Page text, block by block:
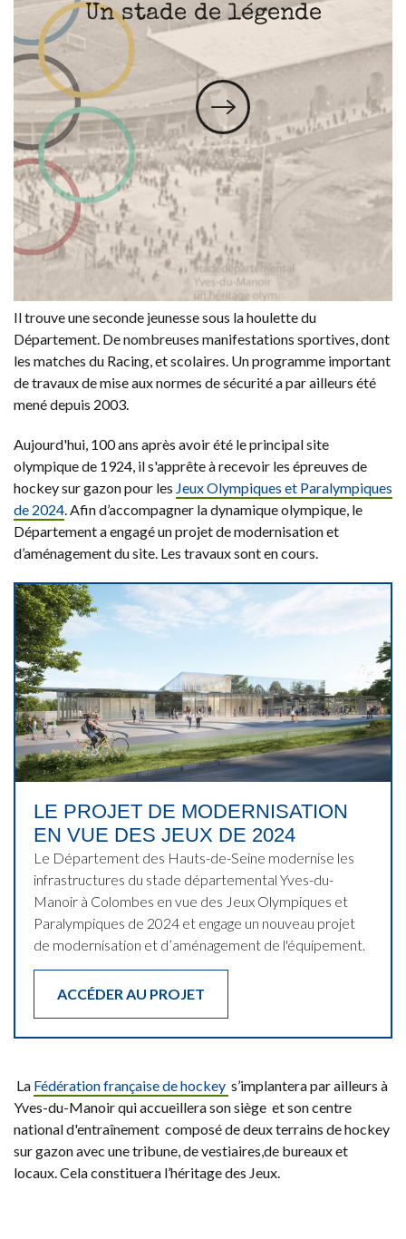
Il trouve une seconde jeunesse sous la houlette du
Département. De nombreuses manifestations sportives, dont
les matches du Racing, et scolaires. Un programme important
de travaux de mise aux normes de sécurité a par ailleurs été
mené depuis 2003.
Aujourd'hui, 100 ans après avoir été le principal site
olympique de 1924, il s'apprête à recevoir les épreuves de
hockey sur gazon pour les Jeux Olympiques et Paralympiques
de 2024. Afin d’accompagner la dynamique olympique, le
Département a engagé un projet de modernisation et
d’aménagement du site. Les travaux sont en cours.
LE PROJET DE MODERNISATION
EN VUE DES JEUX DE 2024
Le Département des Hauts-de-Seine modernise les
infrastructures du stade départemental Yves-du-
Manoir à Colombes en vue des Jeux Olympiques et
Paralympiques de 2024 et engage un nouveau projet
de modernisation et d’aménagement de l'équipement.
ACCÉDER AU PROJET
La Fédération française de hockey s’implantera par ailleurs à
Yves-du-Manoir qui accueillera son siège et son centre
national d'entraînement composé de deux terrains de hockey
sur gazon avec une tribune, de vestiaires,de bureaux et
locaux. Cela constituera l’héritage des Jeux.